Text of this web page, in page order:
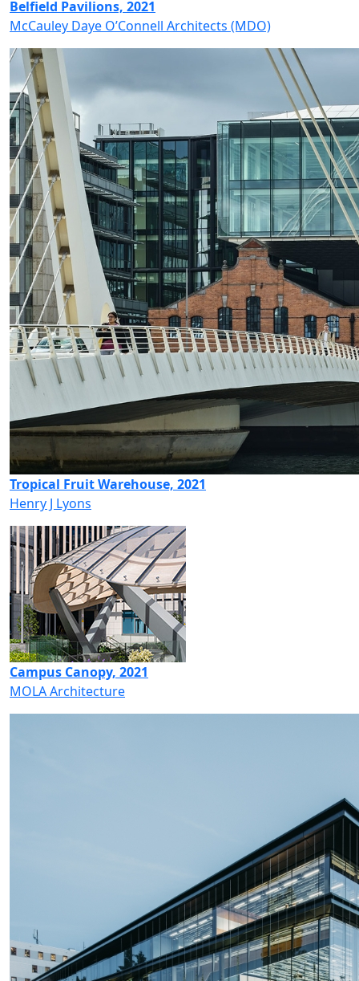
Belfield Pavilions, 2021
McCauley Daye O’Connell Architects (MDO)
Tropical Fruit Warehouse, 2021
Henry J Lyons
Campus Canopy, 2021
MOLA Architecture